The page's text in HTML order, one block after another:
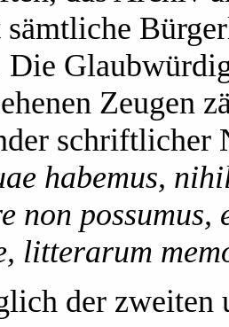
Die
Zeugen
schriftlicher
habemus,
non
litterarum
der zweiten